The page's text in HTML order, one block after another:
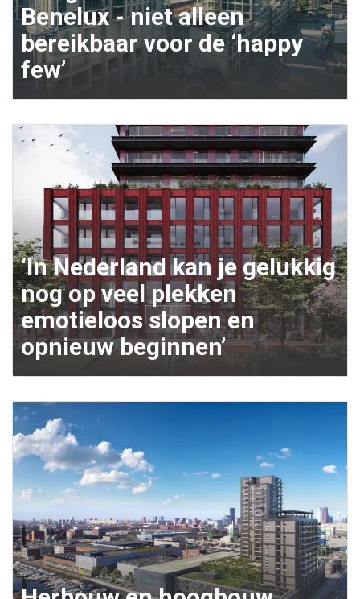
Benelux - niet alleen
bereikbaar voor de ‘happy
few’
‘In Nederland kan je gelukkig
nog op veel plekken
emotieloos slopen en
opnieuw beginnen’